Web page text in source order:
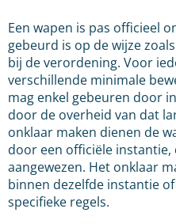
Een wapen is pas officieel
gebeurd is op de wijze
bij de verordening. Voor
verschillende minimale
mag enkel gebeuren door
door de overheid van dat
onklaar maken dienen de
door een officiële
aangewezen. Het onklaar
binnen dezelfde instantie
specifieke regels.